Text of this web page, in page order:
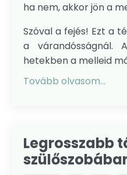
ha nem, akkor jön a
Szóval a fejés! Ezt a
a várandósságnál.
hetekben a melleid
Tovább olvasom...
Legrosszabb